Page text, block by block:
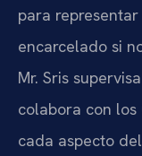
para
encarcelado si
Mr. Sris
colabora con
cada aspecto